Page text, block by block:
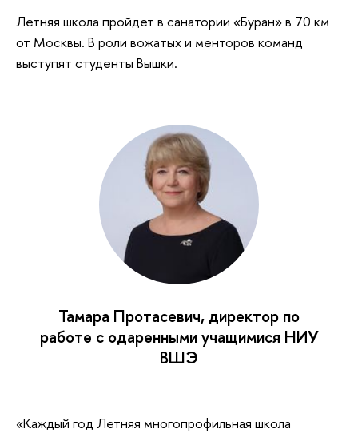
Летняя школа пройдет в санатории «Буран» в 70 км
от Москвы. В роли вожатых и менторов команд
выступят студенты Вышки.
Тамара Протасевич, директор по
работе с одаренными учащимися НИУ
ВШЭ
«Каждый год Летняя многопрофильная школа